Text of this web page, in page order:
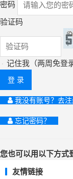
密码
验证码
记住我（两周免登
登 录
我没有账号？去
忘记密码？
您也可以用以下方式
友情链接